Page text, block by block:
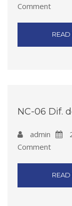
Comment
NC-06 Dif.
admin
Comment